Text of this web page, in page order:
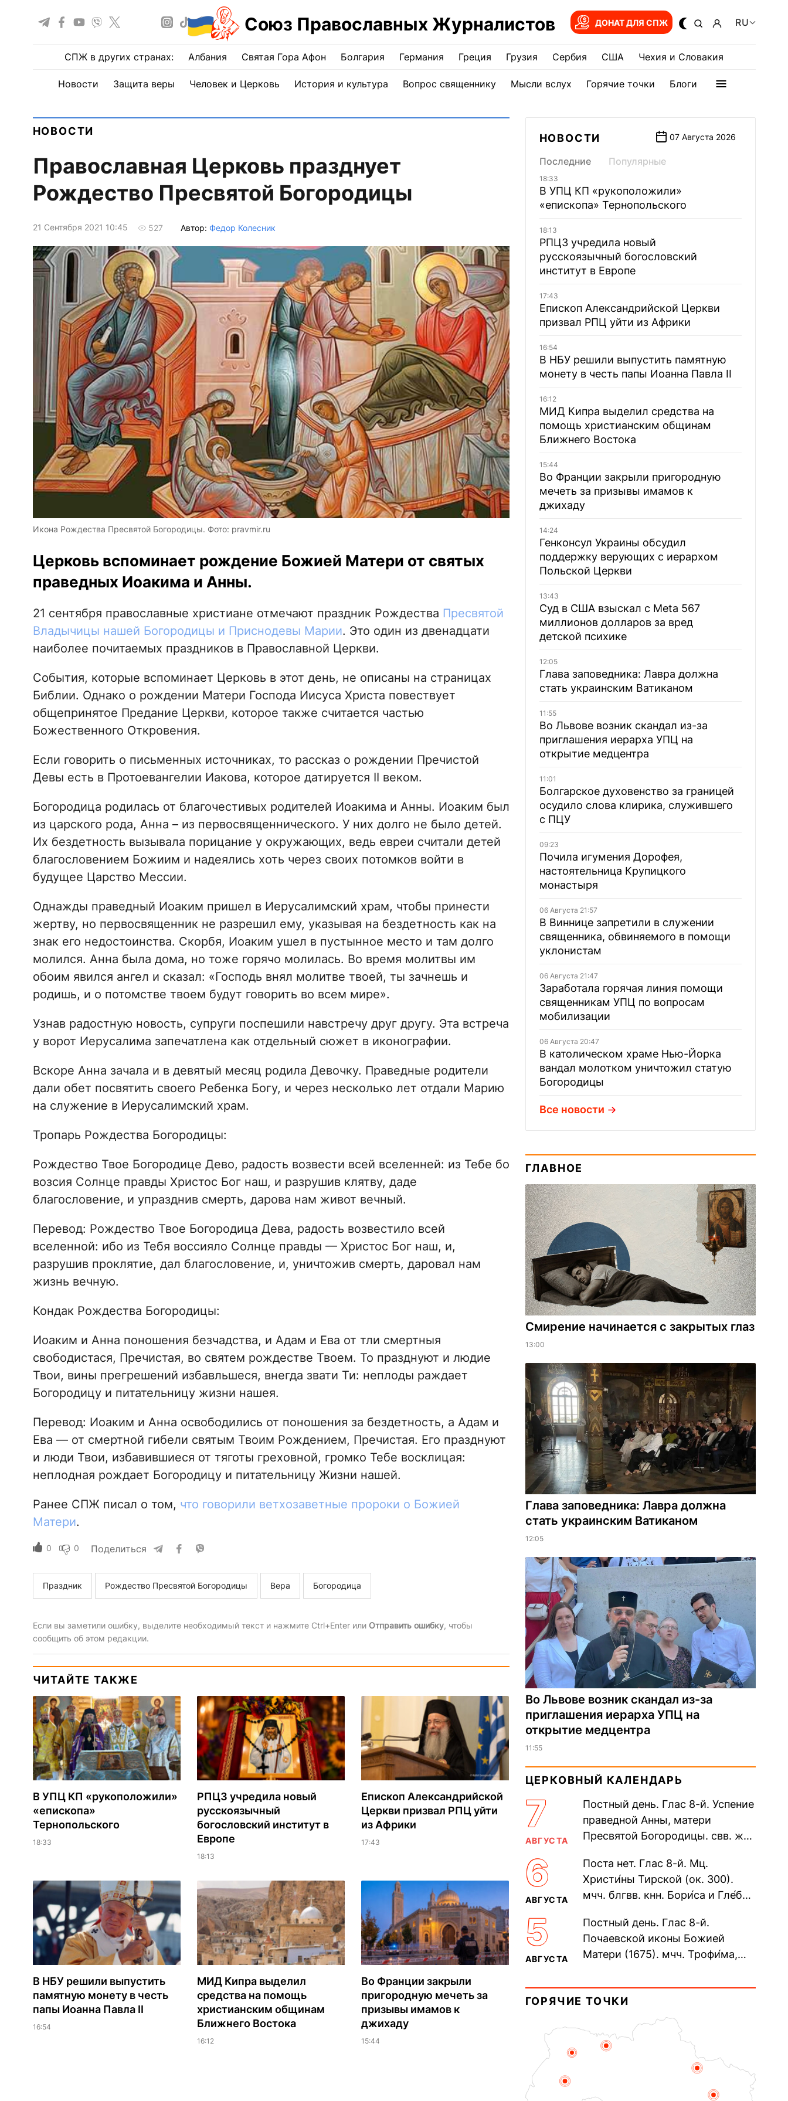
Союз Православных Журналистов ДОНАТ ДЛЯ СПЖ RU
СПЖ в других странах: Албания Святая Гора Афон Болгария Германия Греция Грузия Сербия США Чехия и Словакия
Новости Защита веры Человек и Церковь История и культура Вопрос священнику Мысли вслух Горячие точки Блоги
НОВОСТИ
Православная Церковь празднует
Рождество Пресвятой Богородицы
21 Сентября 2021 10:45 527 Автор: Федор Колесник
Икона Рождества Пресвятой Богородицы. Фото: pravmir.ru
Церковь вспоминает рождение Божией Матери от святых
праведных Иоакима и Анны.
21 сентября православные христиане отмечают праздник Рождества Пресвятой
Владычицы нашей Богородицы и Приснодевы Марии. Это один из двенадцати
наиболее почитаемых праздников в Православной Церкви.
События, которые вспоминает Церковь в этот день, не описаны на страницах
Библии. Однако о рождении Матери Господа Иисуса Христа повествует
общепринятое Предание Церкви, которое также считается частью
Божественного Откровения.
Если говорить о письменных источниках, то рассказ о рождении Пречистой
Девы есть в Протоевангелии Иакова, которое датируется II веком.
Богородица родилась от благочестивых родителей Иоакима и Анны. Иоаким был
из царского рода, Анна – из первосвященнического. У них долго не было детей.
Их бездетность вызывала порицание у окружающих, ведь евреи считали детей
благословением Божиим и надеялись хоть через своих потомков войти в
будущее Царство Мессии.
Однажды праведный Иоаким пришел в Иерусалимский храм, чтобы принести
жертву, но первосвященник не разрешил ему, указывая на бездетность как на
знак его недостоинства. Скорбя, Иоаким ушел в пустынное место и там долго
молился. Анна была дома, но тоже горячо молилась. Во время молитвы им
обоим явился ангел и сказал: «Господь внял молитве твоей, ты зачнешь и
родишь, и о потомстве твоем будут говорить во всем мире».
Узнав радостную новость, супруги поспешили навстречу друг другу. Эта встреча
у ворот Иерусалима запечатлена как отдельный сюжет в иконографии.
Вскоре Анна зачала и в девятый месяц родила Девочку. Праведные родители
дали обет посвятить своего Ребенка Богу, и через несколько лет отдали Марию
на служение в Иерусалимский храм.
Тропарь Рождества Богородицы:
Рождество Твое Богородице Дево, радость возвести всей вселенней: из Тебе бо
возсия Солнце правды Христос Бог наш, и разрушив клятву, даде
благословение, и упразднив смерть, дарова нам живот вечный.
Перевод: Рождество Твое Богородица Дева, радость возвестило всей
вселенной: ибо из Тебя воссияло Солнце правды — Христос Бог наш, и,
разрушив проклятие, дал благословение, и, уничтожив смерть, даровал нам
жизнь вечную.
Кондак Рождества Богородицы:
Иоаким и Анна поношения безчадства, и Адам и Ева от тли смертныя
свободистася, Пречистая, во святем рождестве Твоем. То празднуют и людие
Твои, вины прегрешений избавльшеся, внегда звати Ти: неплоды раждает
Богородицу и питательницу жизни нашея.
Перевод: Иоаким и Анна освободились от поношения за бездетность, а Адам и
Ева — от смертной гибели святым Твоим Рождением, Пречистая. Его празднуют
и люди Твои, избавившиеся от тяготы греховной, громко Тебе восклицая:
неплодная рождает Богородицу и питательницу Жизни нашей.
Ранее СПЖ писал о том, что говорили ветхозаветные пророки о Божией
Матери.
0 0 Поделиться
Праздник Рождество Пресвятой Богородицы Вера Богородица
Если вы заметили ошибку, выделите необходимый текст и нажмите Ctrl+Enter или Отправить ошибку, чтобы
сообщить об этом редакции.
ЧИТАЙТЕ ТАКЖЕ
В УПЦ КП «рукоположили»
«епископа»
Тернопольского
18:33
РПЦЗ учредила новый
русскоязычный
богословский институт в
Европе
18:13
Епископ Александрийской
Церкви призвал РПЦ уйти
из Африки
17:43
В НБУ решили выпустить
памятную монету в честь
папы Иоанна Павла II
16:54
МИД Кипра выделил
средства на помощь
христианским общинам
Ближнего Востока
16:12
Во Франции закрыли
пригородную мечеть за
призывы имамов к
джихаду
15:44
НОВОСТИ 07 Августа 2026
Последние Популярные
18:33
В УПЦ КП «рукоположили»
«епископа» Тернопольского
18:13
РПЦЗ учредила новый
русскоязычный богословский
институт в Европе
17:43
Епископ Александрийской Церкви
призвал РПЦ уйти из Африки
16:54
В НБУ решили выпустить памятную
монету в честь папы Иоанна Павла II
16:12
МИД Кипра выделил средства на
помощь христианским общинам
Ближнего Востока
15:44
Во Франции закрыли пригородную
мечеть за призывы имамов к
джихаду
14:24
Генконсул Украины обсудил
поддержку верующих с иерархом
Польской Церкви
13:43
Суд в США взыскал с Meta 567
миллионов долларов за вред
детской психике
12:05
Глава заповедника: Лавра должна
стать украинским Ватиканом
11:55
Во Львове возник скандал из-за
приглашения иерарха УПЦ на
открытие медцентра
11:01
Болгарское духовенство за границей
осудило слова клирика, служившего
с ПЦУ
09:23
Почила игумения Дорофея,
настоятельница Крупицкого
монастыря
06 Августа 21:57
В Виннице запретили в служении
священника, обвиняемого в помощи
уклонистам
06 Августа 21:47
Заработала горячая линия помощи
священникам УПЦ по вопросам
мобилизации
06 Августа 20:47
В католическом храме Нью-Йорка
вандал молотком уничтожил статую
Богородицы
Все новости
ГЛАВНОЕ
Смирение начинается с закрытых глаз
13:00
Глава заповедника: Лавра должна
стать украинским Ватиканом
12:05
Во Львове возник скандал из-за
приглашения иерарха УПЦ на
открытие медцентра
11:55
ЦЕРКОВНЫЙ КАЛЕНДАРЬ
7
АВГУСТА
Постный день. Глас 8-й. Успение
праведной Анны, матери
Пресвятой Богородицы. свв. жен
прп. Евпракси́и девы,...
6
АВГУСТА
Поста нет. Глас 8-й. Мц.
Христи́ны Тирской (ок. 300).
мчч. блгвв. кнн. Бори́са и Гле́ба,
Дави́да (1015). Прп....
5
АВГУСТА
Постный день. Глас 8-й.
Почаевской иконы Божией
Матери (1675). мчч. Трофи́ма,
мучеников (284–305). прав.
воина Фео́дора...
ГОРЯЧИЕ ТОЧКИ